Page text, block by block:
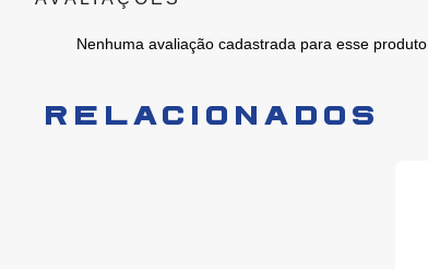
Nenhuma avaliação cadastrada para esse produto.
RELACIONADOS